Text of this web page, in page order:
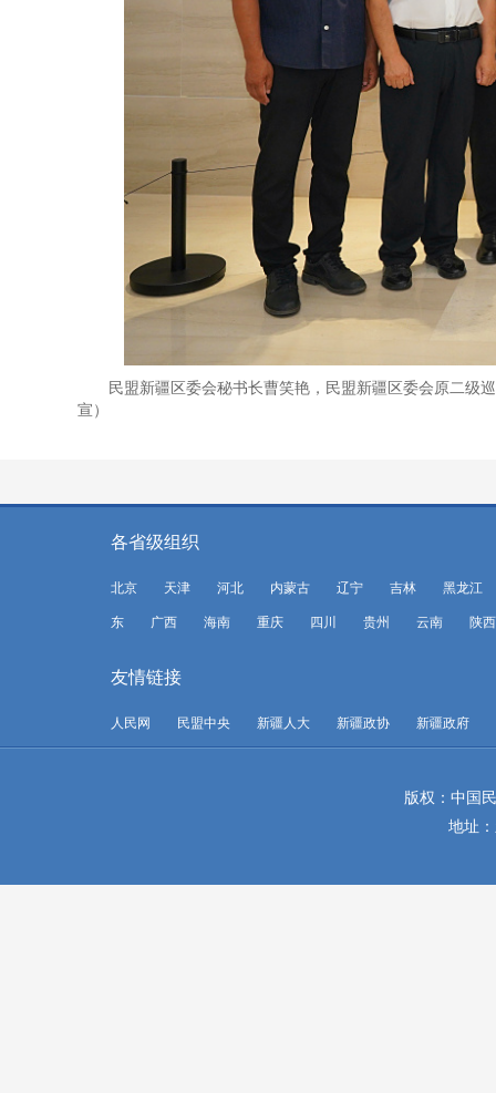
民盟新疆区委会秘书长曹笑艳，民盟新疆区委会原二级
宣）
各省级组织
北京 天津 河北 内蒙古 辽宁 吉林 黑龙江
东 广西 海南 重庆 四川 贵州 云南 陕西
友情链接
人民网 民盟中央 新疆人大 新疆政协 新疆政府
版权：中国
地址